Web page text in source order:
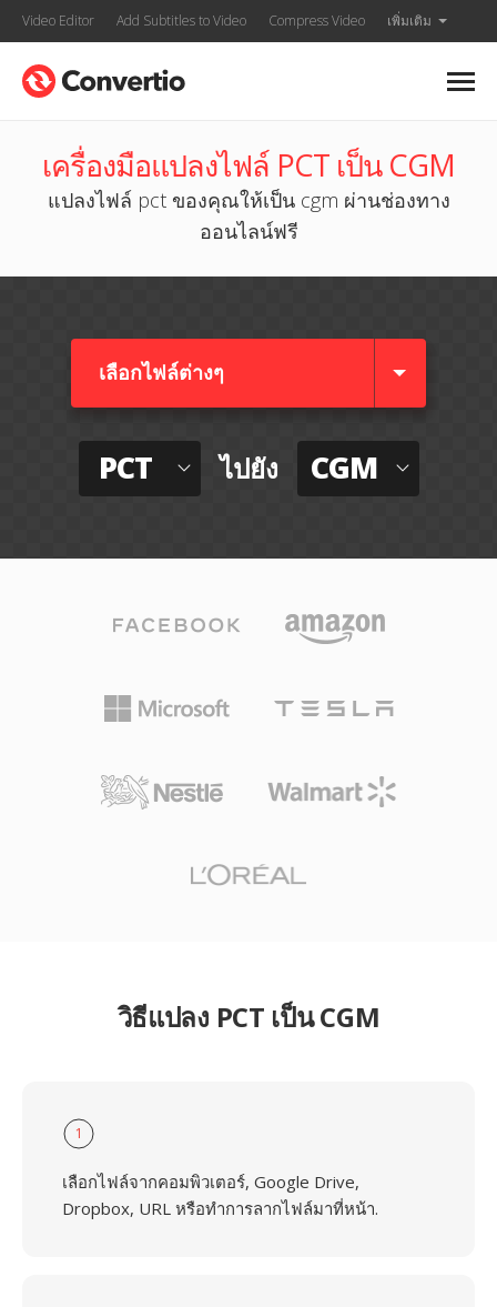
Video Editor Add Subtitles to Video Compress Video เพิ่มเติม
เครื่องมือแปลงไฟล์ PCT เป็น CGM
แปลงไฟล์ pct ของคุณให้เป็น cgm ผ่านช่องทาง
ออนไลน์ฟรี
เลือกไฟล์ต่างๆ​
PCT ไปยัง CGM
วิธีแปลง PCT เป็น CGM
1
เลือกไฟล์จากคอมพิวเตอร์, Google Drive,
Dropbox, URL หรือทำการลากไฟล์มาที่หน้า.